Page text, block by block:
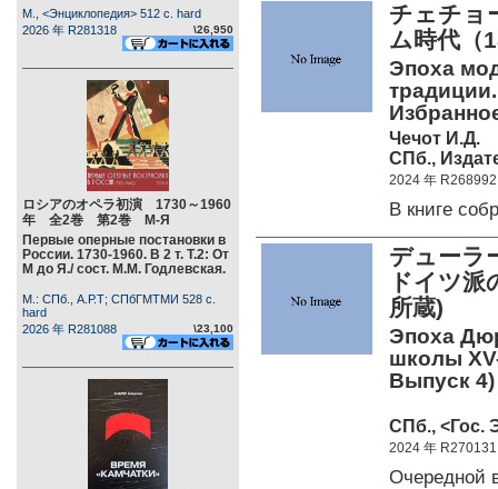
М., <Энциклопедия> 512 c. hard
2026 年 R281318
\26,950
ロシアのオペラ初演 1730～1960
年 全2巻 第2巻 М-Я
Первые оперные постановки в
России. 1730-1960. В 2 т. Т.2: От
М до Я./ сост. М.М. Годлевская.
М.: СПб., А.Р.Т; СПбГМТМИ 528 c.
hard
2026 年 R281088
\23,100
チェチョ
ム時代
Эпоха
Чечот И.Д.
СПб.,
2024 年 R268992
В книге
デューラ
ドイツ
所蔵)
Эпоха
школы
Выпуск 4)
СПб., <Гос.
2024 年 R270131
Очередной